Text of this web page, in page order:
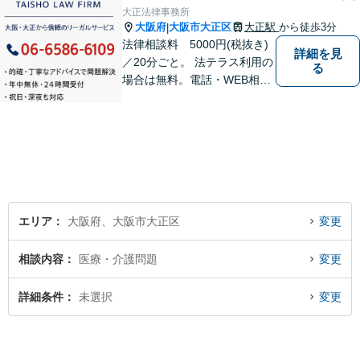
大正法律事務所
大阪府|大阪市大正区 大正駅 から徒歩3分
法律相談料 5000円(税抜き)
／20分ごと。 法テラス利用の
場合は無料。電話・WEB相談
詳細を見
る
エリア 大阪府、大阪市大正区 変更
相談内容 医療・介護問題 変更
詳細条件 未選択 変更